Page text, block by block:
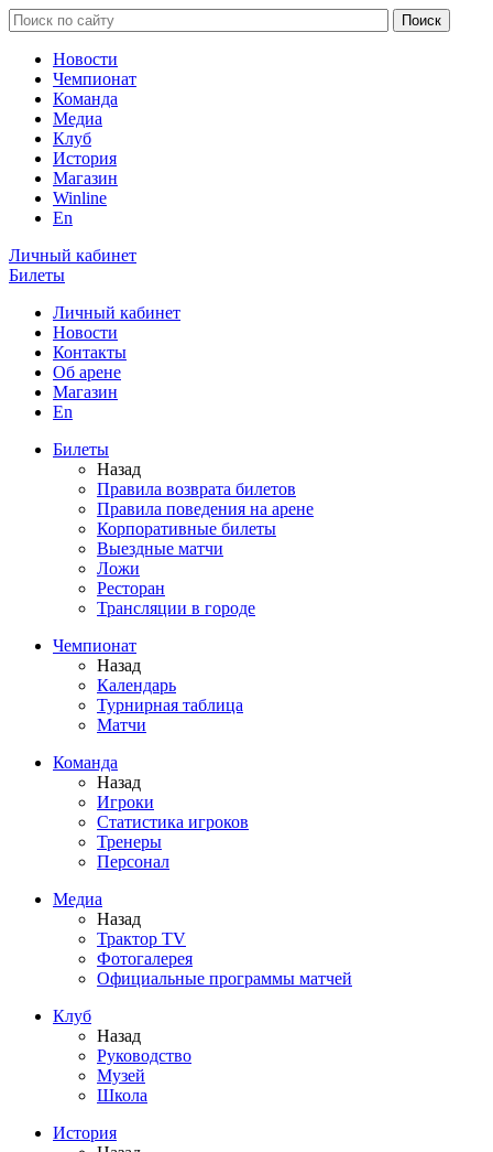
Новости
Чемпионат
Команда
Медиа
Клуб
История
Магазин
Winline
En
Личный кабинет
Билеты
Личный кабинет
Новости
Контакты
Об арене
Магазин
En
Билеты
Назад
Правила возврата билетов
Правила поведения на арене
Корпоративные билеты
Выездные матчи
Ложи
Ресторан
Трансляции в городе
Чемпионат
Назад
Календарь
Турнирная таблица
Матчи
Команда
Назад
Игроки
Статистика игроков
Тренеры
Персонал
Медиа
Назад
Трактор TV
Фотогалерея
Официальные программы матчей
Клуб
Назад
Руководство
Музей
Школа
История